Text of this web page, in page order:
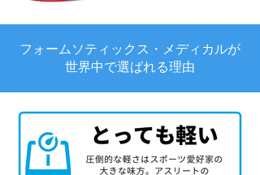
フォームソティックス・メディカルが
世界中で選ばれる理由